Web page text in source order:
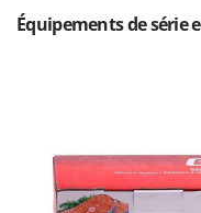
T
Taille-haies
Tondeuses
Tondeuses
KitchenAid
Lampacrescia -
Landxcape
Équipements de série